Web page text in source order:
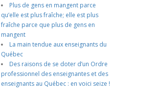
Plus de gens en mangent parce
qu’elle est plus fraîche; elle est plus
fraîche parce que plus de gens en
mangent
La main tendue aux enseignants du
Québec
Des raisons de se doter d’un Ordre
professionnel des enseignantes et des
enseignants au Québec : en voici seize !